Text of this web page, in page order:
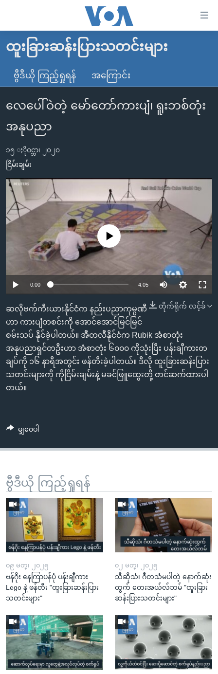
လွယ်ကူ
သည့်
များ
ပင်မ
သို့
ကျော်
ကြည့်
ပင်မ
အ
စာမျက်နှာ
ကျော်
ကြည့်
ရှာဖွေ
ရန်
နေရာ
သို့
ကျော်
ရန်
မူလစာမျက်နှာ
မြန်မာ
ကမ္ဘာ့သတင်းများ
နိုင်ငံတကာ
အစ္စရေး-ပါလက်စတိုင်း
ဗွီဒီယို
ရပ်ဝန်းတခု လမ်းတခု အလွန်
အင်္ဂလိပ်စာလေ့လာမယ်
မကြေးမုံရဲ့ အင်္ဂလိပ်စာ
ရုပ်ရှင်ထဲက အင်္ဂလိပ်စာ
သုတပဒေသာ အင်္ဂလိပ်စာ
ရေဒီယို
တီဗွီ
ရေဒီယိုနှင့်ရုပ်သံ အချက်အလက်များ
ရေဒီယို/တီဗွီအစီအစဉ်
Learning English
ဗွီအိုအေ လူမှုကွန်ယက်များ
ဘာသာစကားများ
ထူးခြားဆန်းပြားသတင်းများ
ဗွီဒီယို ကြည့်ရှုရန် အကြောင်း
လေပေါ်ဝဲတဲ့ မော်တော်ကားပျံ၊ ရူးဘစ်တုံး
အနုပညာ
၁၅ ႏိုဝင္ဘာ၊ ၂၀၂၀
ငြိမ်းချမ်း
No media source currently available
0:00 4:05
တိုက်ရိုက် လင့်ခ်
ဆလိုဗက်ကီးယားနိုင်ငံက နည်းပညာကုမ္ပဏီ
ဟာ ကားပျံတစင်းကို အောင်အောင်မြင်မြင်
စမ်းသပ် နိုင်ခဲ့ပါတယ်။ အီတလီနိုင်ငံက Rubik အံစာတုံး
အနုပညာရှင်တဦးဟာ အံစာတုံး ၆၀၀၀ ကိုသုံးပြီး ပန်းချီကားတ
ချပ်ကို ၁၆ နာရီအတွင်း ဖန်တီးခဲ့ပါတယ်။ ဒီလို ထူးခြားဆန်းပြား
သတင်းများကို ကိုငြိမ်းချမ်းနဲ့ မခင်ဖြူထွေးတို့ တင်ဆက်ထားပါ
တယ်။
မျှဝေပါ
ဗွီဒီယို ကြည့်ရှုရန်
၀၉ မတ္၊ ၂၀၂၅
ဗန်ဂိုး နေကြာပန်ပုံ ပန်းချီကား
Lego နဲ့ ဖန်တီး "ထူးခြားဆန်းပြား
သတင်းများ"
၀၂ မတ္၊ ၂၀၂၅
သီဆိုသံ၊ ဂီတသံမပါတဲ့ နောက်ဆုံး
ထွက် တေးအယ်လ်ဘမ် "ထူးခြား
ဆန်းပြားသတင်းများ"